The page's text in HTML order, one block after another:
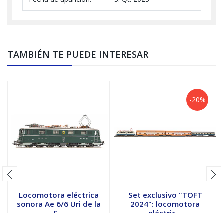
TAMBIÉN TE PUEDE INTERESAR
Locomotora eléctrica
sonora Ae 6/6 Uri de la
-20%
Set exclusivo "TOFT
2024": locomotora